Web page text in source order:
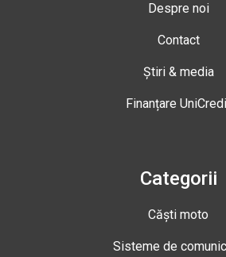
Despre noi
Contact
Știri & media
Finanțare
Categorii
Căști moto
Sisteme de